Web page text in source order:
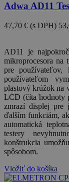
Adwa AD11
47,70 € (s DPH)
AD11 je
mikroprocesora na
pre používateľov,
používateľom
plastový krúžok na
LCD (číta hodnoty
zmrazí displej pre
ďalším funkciám,
automatická
testery
konštrukcia
spôsobom.
Vložiť do košíka